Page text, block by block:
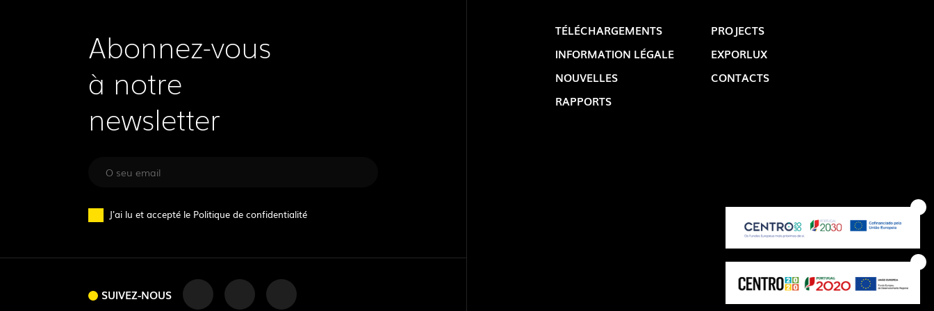
SUIVEZ-NOUS
Abonnez-vous
à notre
newsletter
J'ai lu et accepté le Politique de confidentialité
SUIVEZ-NOUS
TÉLÉCHARGEMENTS
PROJECTS
INFORMATION LÉGALE
EXPORLUX
NOUVELLES
CONTACTS
RAPPORTS